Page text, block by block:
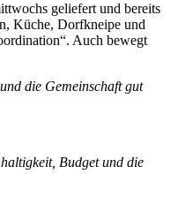
geliefert und bereits
Küche, Dorfkneipe und
Auch bewegt
die Gemeinschaft gut
Budget und die